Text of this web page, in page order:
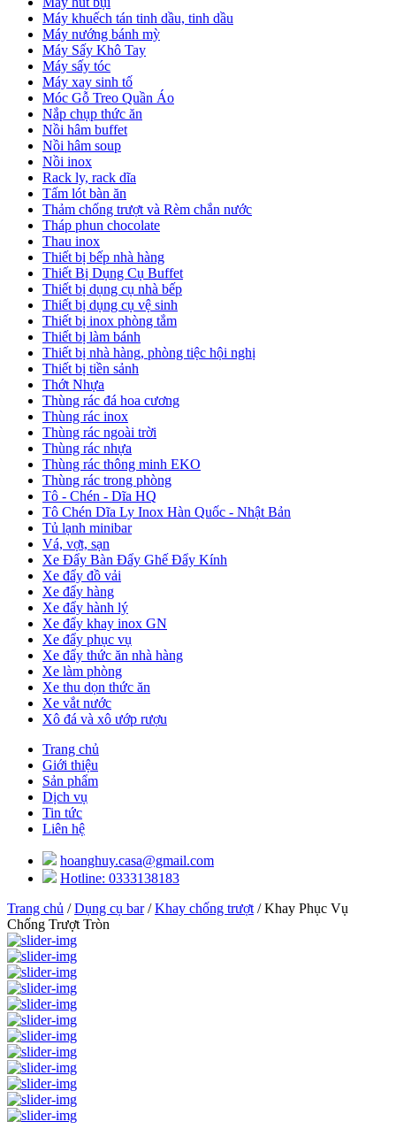
Máy khuếch tán tinh dầu, tinh dầu
Máy nướng bánh mỳ
Máy Sấy Khô Tay
Máy sấy tóc
Máy xay sinh tố
Móc Gỗ Treo Quần Áo
Nắp chụp thức ăn
Nồi hâm buffet
Nồi hâm soup
Nồi inox
Rack ly, rack dĩa
Tấm lót bàn ăn
Thảm chống trượt và Rèm chắn nước
Tháp phun chocolate
Thau inox
Thiết bị bếp nhà hàng
Thiết Bị Dụng Cụ Buffet
Thiết bị dụng cụ nhà bếp
Thiết bị dụng cụ vệ sinh
Thiết bị inox phòng tắm
Thiết bị làm bánh
Thiết bị nhà hàng, phòng tiệc hội nghị
Thiết bị tiền sảnh
Thớt Nhựa
Thùng rác đá hoa cương
Thùng rác inox
Thùng rác ngoài trời
Thùng rác nhựa
Thùng rác thông minh EKO
Thùng rác trong phòng
Tô - Chén - Dĩa HQ
Tô Chén Dĩa Ly Inox Hàn Quốc - Nhật Bản
Tủ lạnh minibar
Vá, vợt, sạn
Xe Đẩy Bàn Đẩy Ghế Đẩy Kính
Xe đẩy đồ vải
Xe đẩy hàng
Xe đẩy hành lý
Xe đẩy khay inox GN
Xe đẩy phục vụ
Xe đẩy thức ăn nhà hàng
Xe làm phòng
Xe thu dọn thức ăn
Xe vắt nước
Xô đá và xô ướp rượu
Trang chủ
Giới thiệu
Sản phẩm
Dịch vụ
Tin tức
Liên hệ
hoanghuy.casa@gmail.com
Hotline: 0333138183
Trang chủ /Dụng cụ bar/Khay chống trượt / Khay Phục Vụ
Chống Trượt Tròn